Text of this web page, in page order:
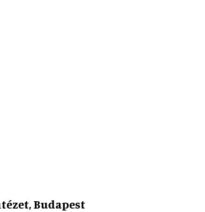
Budapest